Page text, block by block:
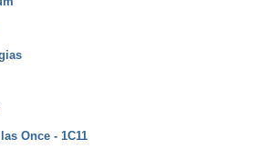
Once - 1C11